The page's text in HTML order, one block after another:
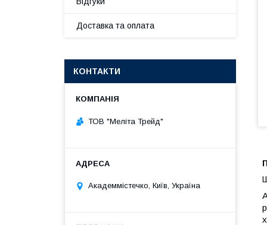
Доставка та оплата
КОНТАКТИ
ТОВ "Меліта Трейд"
Академмістечко, Київ, Україна